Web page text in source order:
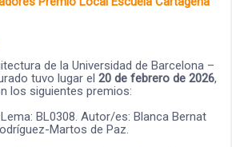
de la Universidad de Barcelona –
tuvo lugar el20 de febrero de 2026,
los siguientes premios:
BL0308. Autor/es: Blanca Bernat
Martos de Paz.